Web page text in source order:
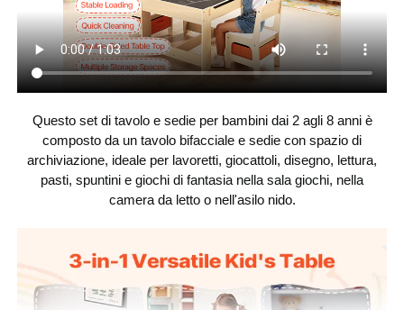
Colore Legno chiaro
Materiale
principale
MDF (grado P2)
Peso netto
(compresi tutti gli
accessori)
34,7 libbre/15,75 kg
Dimensioni della
11,8 x 11,4 x 20,8 pollici/30 x
29 x 53 cm
Dimensioni del
tavolo
24 x 24 x 19 pollici/61 x 61 x
48,3 cm
Questo set di tavolo e sedie per bambini dai 2 agli 8 anni è
composto da un tavolo bifacciale e sedie con spazio di
archiviazione, ideale per lavoretti, giocattoli, disegno, lettura,
pasti, spuntini e giochi di fantasia nella sala giochi, nella
camera da letto o nell'asilo nido.